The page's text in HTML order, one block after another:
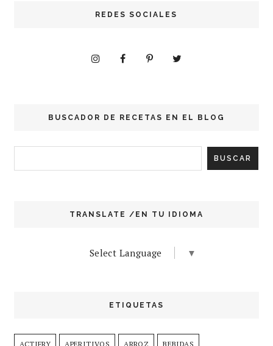
REDES SOCIALES
BUSCADOR DE RECETAS EN EL BLOG
TRANSLATE /EN TU IDIOMA
Select Language ▼
ETIQUETAS
ACTIFRY APERITIVOS ARROZ BEBIDAS